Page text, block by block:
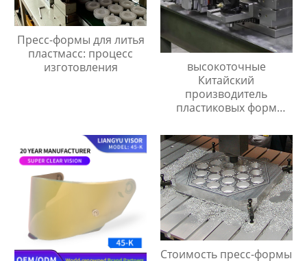
Пресс-формы для литья
пластмасс: процесс
изготовления
высокоточные
Китайский
производитель
пластиковых форм
Стоимость пресс-формы